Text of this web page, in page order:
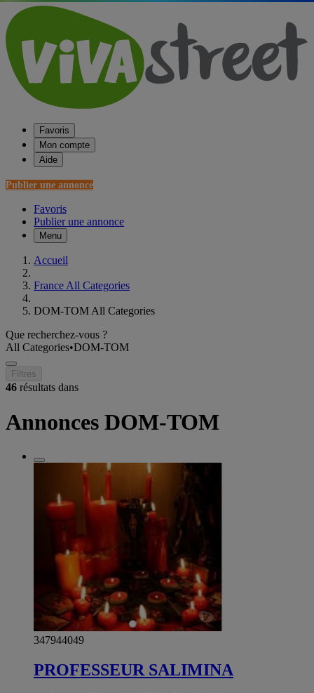
Favoris
Mon compte
Aide
Publier une annonce
Favoris
Publier une annonce
Menu
Accueil
France All Categories
DOM-TOM All Categories
Que recherchez-vous ?
All Categories•DOM-TOM
Filtres
46 résultats dans
Annonces DOM-TOM
347944049
PROFESSEUR SALIMINA